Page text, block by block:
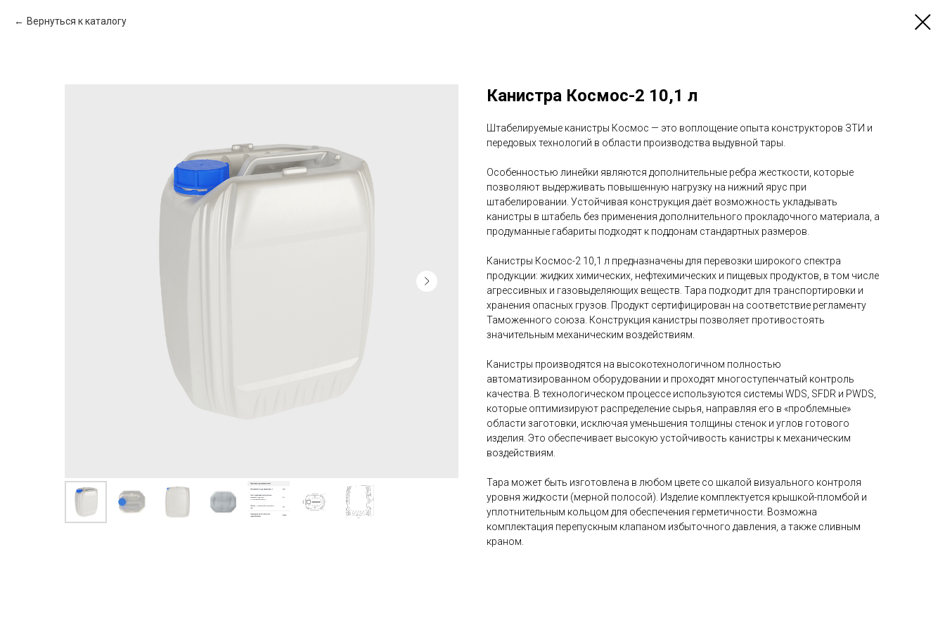
Вернуться к каталогу
Канистра Космос-2 10,1 л
Штабелируемые канистры Космос — это воплощение опыта конструкторов ЗТИ и
передовых технологий в области производства выдувной тары.
Особенностью линейки являются дополнительные ребра жесткости, которые
позволяют выдерживать повышенную нагрузку на нижний ярус при
штабелировании. Устойчивая конструкция даёт возможность укладывать
канистры в штабель без применения дополнительного прокладочного материала, а
продуманные габариты подходят к поддонам стандартных размеров.
Канистры Космос-2 10,1 л предназначены для перевозки широкого спектра
продукции: жидких химических, нефтехимических и пищевых продуктов, в том числе
агрессивных и газовыделяющих веществ. Тара подходит для транспортировки и
хранения опасных грузов. Продукт сертифицирован на соответствие регламенту
Таможенного союза. Конструкция канистры позволяет противостоять
значительным механическим воздействиям.
Канистры производятся на высокотехнологичном полностью
автоматизированном оборудовании и проходят многоступенчатый контроль
качества. В технологическом процессе используются системы WDS, SFDR и PWDS,
которые оптимизируют распределение сырья, направляя его в «проблемные»
области заготовки, исключая уменьшения толщины стенок и углов готового
изделия. Это обеспечивает высокую устойчивость канистры к механическим
воздействиям.
Тара может быть изготовлена в любом цвете со шкалой визуального контроля
уровня жидкости (мерной полосой). Изделие комплектуется крышкой-пломбой и
уплотнительным кольцом для обеспечения герметичности. Возможна
комплектация перепускным клапаном избыточного давления, а также сливным
краном.